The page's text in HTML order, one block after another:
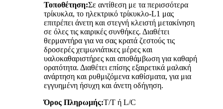
Τοποθέτηση:Σε αντίθεση με τα περισσότερα
τρίκυκλα, το ηλεκτρικό τρίκυκλο-L1 μας
επιτρέπει άνετη και στεγνή κλειστή μετακίνηση
σε όλες τις καιρικές συνθήκες. Διαθέτει
θερμαντήρα για να σας κρατά ζεστούς τις
δροσερές χειμωνιάτικες μέρες και
υαλοκαθαριστήρες και αποθάμβωση για καθαρή
ορατότητα. Διαθέτει επίσης εξαιρετικά μαλακή
ανάρτηση και ρυθμιζόμενα καθίσματα, για μια
εγγυημένη ήσυχη και άνετη οδήγηση.
Όρος Πληρωμής:T/T ή L/C